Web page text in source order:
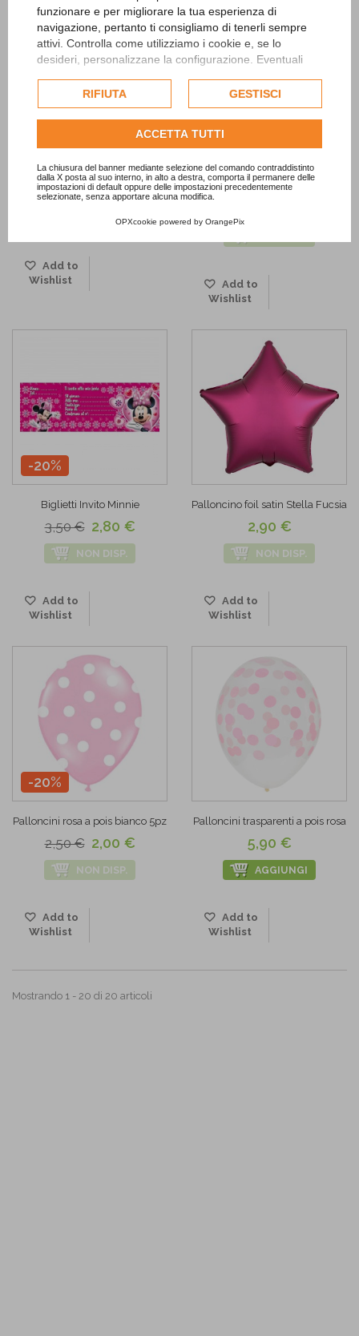
funzionare e per migliorare la tua esperienza di
navigazione, pertanto ti consigliamo di tenerli sempre
attivi. Controlla come utilizziamo i cookie e, se lo
desideri, personalizzane la configurazione. Eventuali
esclusivamente previa acquisizione del consenso
dell'utente.
Consulta l'informativa cookie completa.
RIFIUTA GESTISCI
ACCETTA TUTTI
La chiusura del banner mediante selezione del comando contraddistinto
dalla X posta al suo interno, in alto a destra, comporta il permanere delle
impostazioni di default oppure delle impostazioni precedentemente
selezionate, senza apportare alcuna modifica.
OPXcookie powered by OrangePix
Bandierine Fucsia a Pois Bianco
2,90 €
AGGIUNGI
Add to
Wishlist
Festone Buon Compleanno
Fucsia Metallizzato
Add to
Wishlist
-20%
Biglietti Invito Minnie
3,50 € 2,80 €
NON DISP.
Add to
Wishlist
Palloncino foil satin Stella Fucsia
2,90 €
NON DISP.
Add to
Wishlist
-20%
Palloncini rosa a pois bianco 5pz
2,50 € 2,00 €
NON DISP.
Add to
Wishlist
Palloncini trasparenti a pois rosa
5,90 €
AGGIUNGI
Add to
Wishlist
Mostrando 1 - 20 di 20 articoli